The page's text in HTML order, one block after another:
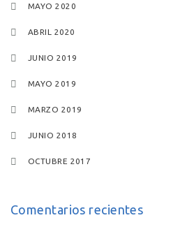
MAYO 2020
ABRIL 2020
JUNIO 2019
MAYO 2019
MARZO 2019
JUNIO 2018
OCTUBRE 2017
Comentarios recientes